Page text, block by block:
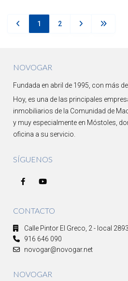
1 2
NOVOGAR
Fundada en abril de 1995, con más
Hoy, es una de las principales
inmobiliarios de la Comunidad de
y muy especialmente en Móstoles,
oficina a su servicio.
SÍGUENOS
CONTACTO
Calle Pintor El Greco, 2 - local
916 646 090
novogar@novogar.net
NOVOGAR